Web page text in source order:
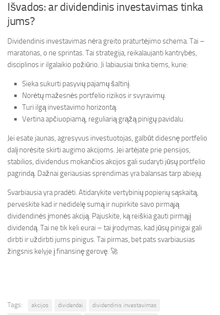
Išvados: ar dividendinis investavimas tinka
jums?
Dividendinis investavimas nėra greito praturtėjimo schema. Tai –
maratonas, o ne sprintas. Tai strategija, reikalaujanti kantrybės,
disciplinos ir ilgalaikio požiūrio. Ji labiausiai tinka tiems, kurie:
Sieka sukurti pasyvių pajamų šaltinį.
Norėtų mažesnės portfelio rizikos ir svyravimų.
Turi ilgą investavimo horizontą.
Vertina apčiuopiamą, reguliarią grąžą pinigų pavidalu.
Jei esate jaunas, agresyvus investuotojas, galbūt didesnę portfelio
dalį norėsite skirti augimo akcijoms. Jei artėjate prie pensijos,
stabilios, dividendus mokančios akcijos gali sudaryti jūsų portfelio
pagrindą. Dažnai geriausias sprendimas yra balansas tarp abiejų.
Svarbiausia yra pradėti. Atidarykite vertybinių popierių sąskaitą,
perveskite kad ir nedidelę sumą ir nupirkite savo pirmąją
dividendinės įmonės akciją. Pajuskite, ką reiškia gauti pirmąjį
dividendą. Tai ne tik keli eurai – tai įrodymas, kad jūsų pinigai gali
dirbti ir uždirbti jums pinigus. Tai pirmas, bet pats svarbiausias
žingsnis kelyje į finansinę gerovę. 🚀
Tags: akcijos dividendai dividendinis investavimas